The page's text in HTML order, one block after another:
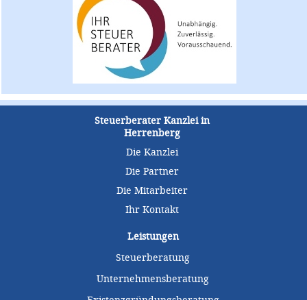
Steuerberater Kanzlei in
Herrenberg
Die Kanzlei
Die Partner
Die Mitarbeiter
Ihr Kontakt
Leistungen
Steuerberatung
Unternehmensberatung